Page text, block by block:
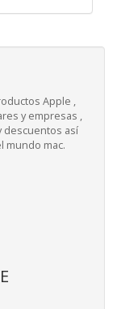
Apple ,
y empresas ,
descuentos así
mundo mac.